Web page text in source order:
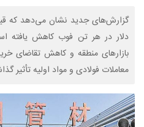
دلار در هر تن فوب کاهش یافته
بازارهای منطقه و کاهش تقاضای
معاملات فولادی و مواد اولیه تأثیر